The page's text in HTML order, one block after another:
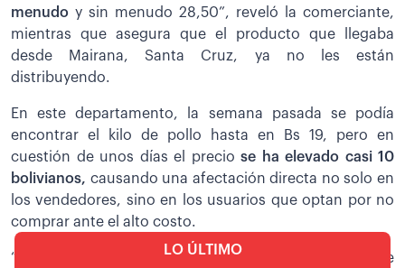
LO ÚLTIMO
menudo y sin menudo 28,50”, reveló la comerciante,
mientras que asegura que el producto que llegaba
desde Mairana, Santa Cruz, ya no les están
distribuyendo.
En este departamento, la semana pasada se podía
encontrar el kilo de pollo hasta en Bs 19, pero en
cuestión de unos días el precio se ha elevado casi 10
bolivianos, causando una afectación directa no solo en
los vendedores, sino en los usuarios que optan por no
comprar ante el alto costo.
“ Es que es la consecuencia del bloqueo que hubo , que